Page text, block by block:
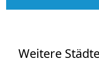
Weitere